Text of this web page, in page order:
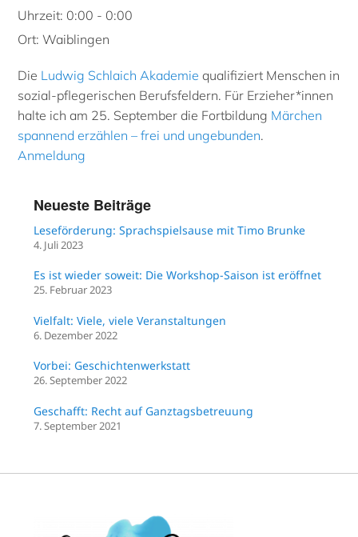
Uhrzeit: 0:00 - 0:00
Ort:Waiblingen
Die Ludwig Schlaich Akademie qualifiziert Menschen in
sozial-pflegerischen Berufsfeldern. Für Erzieher*innen
halte ich am 25. September die Fortbildung Märchen
spannend erzählen – frei und ungebunden.
Anmeldung
Neueste Beiträge
Leseförderung: Sprachspielsause mit Timo Brunke
4. Juli 2023
Es ist wieder soweit: Die Workshop-Saison ist eröffnet
25. Februar 2023
Vielfalt: Viele, viele Veranstaltungen
6. Dezember 2022
Vorbei: Geschichtenwerkstatt
26. September 2022
Geschafft: Recht auf Ganztagsbetreuung
7. September 2021